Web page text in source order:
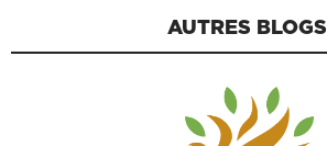
AUTRES BLOGS